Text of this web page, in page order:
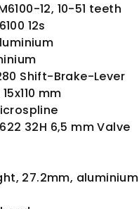
12, 10-51 teeth
12s
Shift-Brake-Lever
mm
32H 6,5 mm Valve
27.2mm, aluminium